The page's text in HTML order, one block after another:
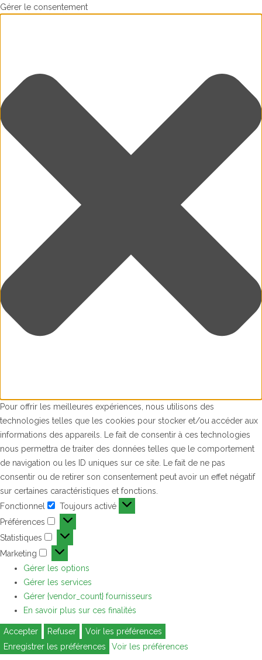
Gérer le consentement
Pour offrir les meilleures expériences, nous utilisons des
technologies telles que les cookies pour stocker et/ou accéder aux
informations des appareils. Le fait de consentir à ces technologies
nous permettra de traiter des données telles que le comportement
de navigation ou les ID uniques sur ce site. Le fait de ne pas
consentir ou de retirer son consentement peut avoir un effet négatif
sur certaines caractéristiques et fonctions.
Fonctionnel
Fonctionnel
Toujours activé
Préférences
Préférences
Statistiques
Statistiques
Marketing
Marketing
Gérer les options
Gérer les services
Gérer {vendor_count} fournisseurs
En savoir plus sur ces finalités
Accepter Refuser
Voir les préférences
Enregistrer les préférences
Voir les préférences